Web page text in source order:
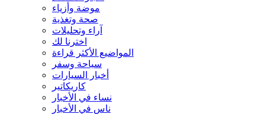
موضة وأزياء
صحة وتغذية
آراء وتحليلات
اخترنا لك
المواضيع الأكثر قراءة
سياحة وسفر
أخبار السيارات
كاريكاتير
نساء في الأخبار
ناس في الأخبار